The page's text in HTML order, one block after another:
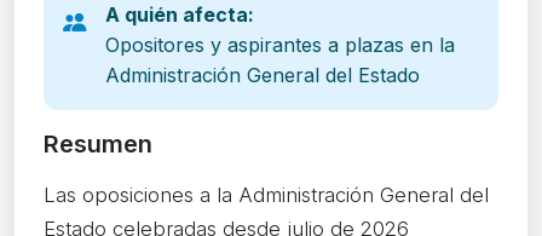
A quién afecta:
Opositores y aspirantes a plazas en la
Administración General del Estado
Resumen
Las oposiciones a la Administración General del
Estado celebradas desde julio de 2026